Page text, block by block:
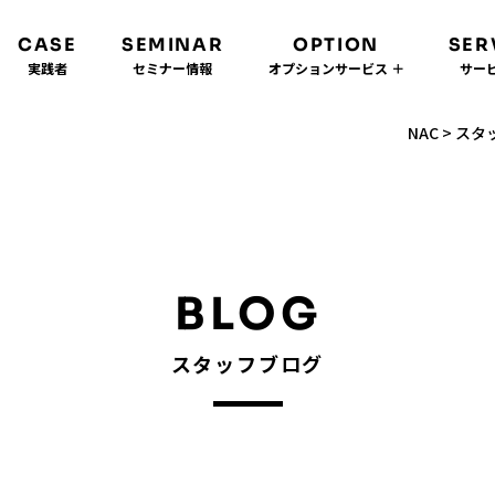
CASE
実践者
SEMINAR
セミナー情報
OPTION
オプションサービス ＋ サー
NAC > スタ
BLOG
スタッフブログ